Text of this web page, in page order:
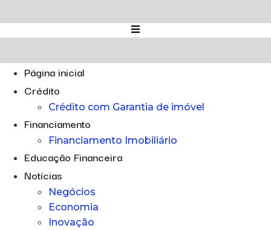
para
o
Página inicial
Crédito
Crédito com Garantia de imóvel
Financiamento
Financiamento Imobiliário
Educação Financeira
Notícias
Negócios
Economia
Inovação